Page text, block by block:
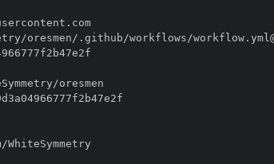
//token.actions.githubusercontent.com